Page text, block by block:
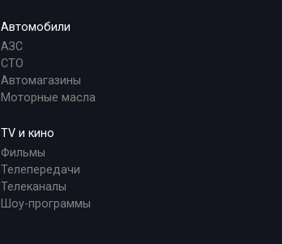
Автомобили
АЗС
СТО
Автомагазины
Моторные масла
TV и кино
Фильмы
Телепередачи
Телеканалы
Шоу-программы